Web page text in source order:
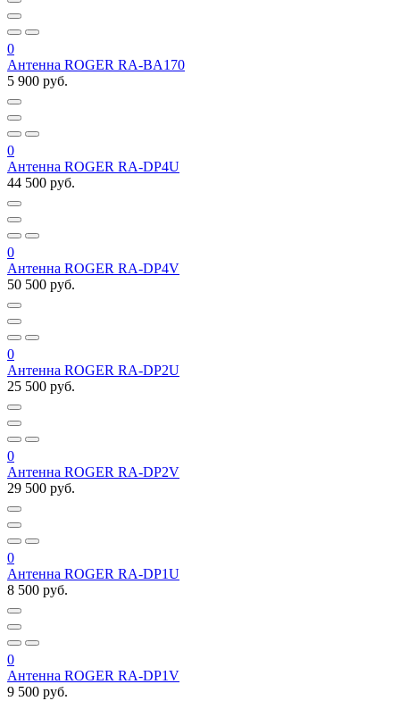
0
Антенна ROGER RA-BA170
5 900 руб.
0
Антенна ROGER RA-DP4U
44 500 руб.
0
Антенна ROGER RA-DP4V
50 500 руб.
0
Антенна ROGER RA-DP2U
25 500 руб.
0
Антенна ROGER RA-DP2V
29 500 руб.
0
Антенна ROGER RA-DP1U
8 500 руб.
0
Антенна ROGER RA-DP1V
9 500 руб.